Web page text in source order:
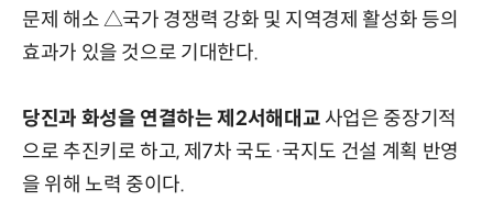
문제 해소 △국가 경쟁력 강화 및 지역경제 활성화 등의
효과가 있을 것으로 기대한다.
당진과 화성을 연결하는 제2서해대교 사업은 중장기적
으로 추진키로 하고, 제7차 국도·국지도 건설 계획 반영
을 위해 노력 중이다.